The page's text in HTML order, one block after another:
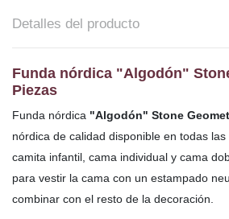
Detalles del producto
Funda nórdica "Algodón"
Piezas
Funda nórdica "Algodón" Stone
nórdica de calidad disponible en todas las
camita infantil, cama individual y cama
para vestir la cama con un estampado
combinar con el resto de la decoración.